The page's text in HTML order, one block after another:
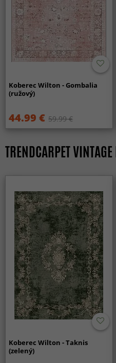
Koberec Wilton - Gombalia
(ružový)
44.99 € 59.99 €
TRENDCARPET
Koberec Wilton - Taknis
(zelený)